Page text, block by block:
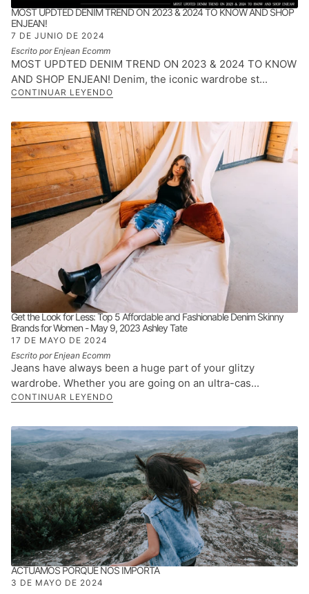
MOST UPDTED DENIM TREND ON 2023 & 2024 TO KNOW AND SHOP
ENJEAN!
7 DE JUNIO DE 2024
Escrito por Enjean Ecomm
MOST UPDTED DENIM TREND ON 2023 & 2024 TO KNOW
AND SHOP ENJEAN! Denim, the iconic wardrobe st...
CONTINUAR LEYENDO
Get the Look for Less: Top 5 Affordable and Fashionable Denim Skinny
Brands for Women - May 9, 2023 Ashley Tate
17 DE MAYO DE 2024
Escrito por Enjean Ecomm
Jeans have always been a huge part of your glitzy
wardrobe. Whether you are going on an ultra-cas...
CONTINUAR LEYENDO
ACTUAMOS PORQUE NOS IMPORTA
3 DE MAYO DE 2024